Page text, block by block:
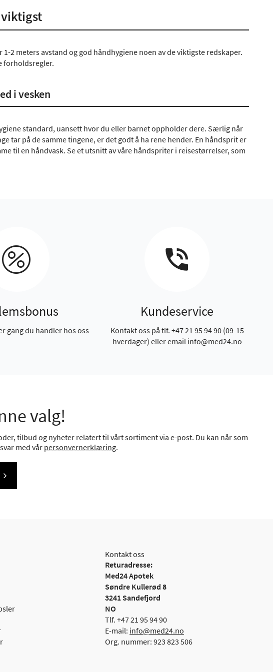
viktigst
2 meters avstand og god håndhygiene noen av de viktigste redskaper.
forholdsregler.
i vesken
standard, uansett hvor du eller barnet oppholder dere. Særlig når
tar på de samme tingene, er det godt å ha rene hender. En håndsprit er
til en håndvask. Se et utsnitt av våre håndspriter i reisestørrelser, som
gang du handler hos oss
Kundeservice
Kontakt oss på tlf. +47 21 95 94 90 (09-15
hverdager) eller email info@med24.no
valg!
tilbud og nyheter relatert til vårt sortiment via e-post. Du kan når som
med vår personvernerklæring.
Kontakt oss
Returadresse:
Med24 Apotek
Søndre Kullerød 8
3241 Sandefjord
NO
Tlf. +47 21 95 94 90
E-mail: info@med24.no
Org. nummer: 923 823 506